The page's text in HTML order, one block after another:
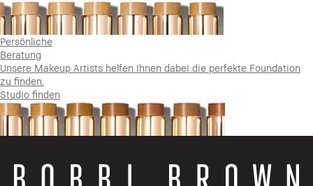
Persönliche
Beratung
Unsere Makeup Artists helfen Ihnen dabei die perfekte Foundation
zu finden.
Studio finden